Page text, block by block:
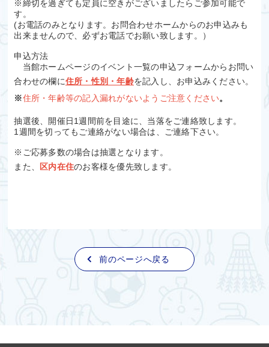
※締切を過ぎても定員に空きがございましたらご参加可能で
す。
(お電話のみとなります。お問合わせホームからのお申込みも
出来ませんので、必ずお電話でお願い致します。）
申込方法
当館ホームページのイベント一覧の申込フォームからお問い
合わせの欄に住所・性別・年齢を記入し、お申込みください。
※住所・年齢等の記入漏れがないようご注意ください。
抽選後、開催日1週間前を目途に、当落をご連絡致します。
1週間を切ってもご連絡がない場合は、ご連絡下さい。
※ご応募多数の場合は抽選となります。
また、
区内在住のお客様を優先致します。
前のページへ戻る